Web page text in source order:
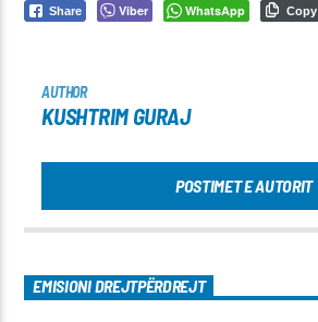
Share Viber WhatsApp Copy
AUTHOR
KUSHTRIM GURAJ
POSTIMET E AUTORIT
EMISIONI DREJTPËRDREJT